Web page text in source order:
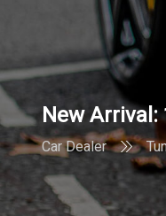
New Arrival:
Car Dealer